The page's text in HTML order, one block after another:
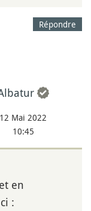
Répondre
12 Mai 2022
10:45
en
: